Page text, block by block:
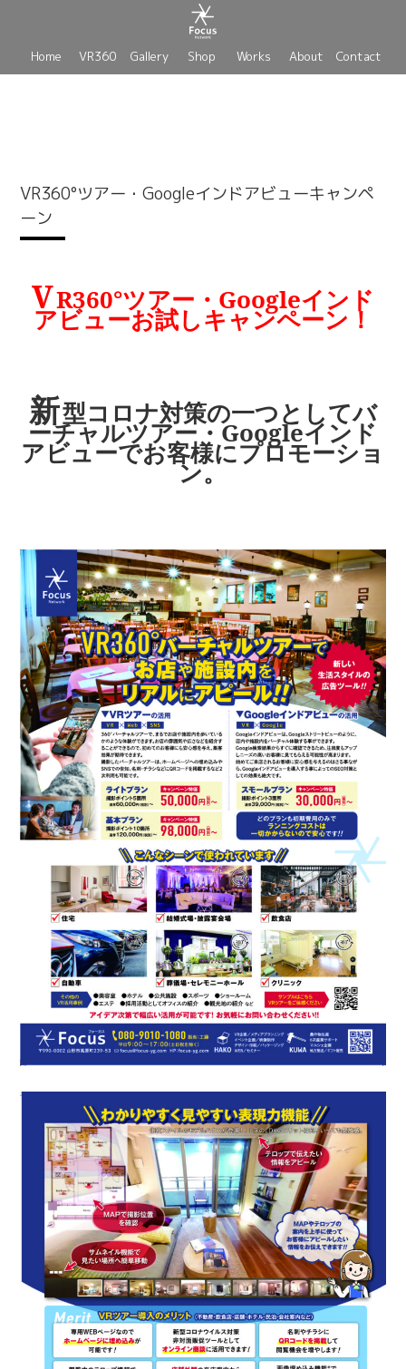
Home VR360 Gallery Shop Works About Contact
VR360°ツアー・Googleインドアビューキャンペ
ーン
VR360°ツアー・Googleインド
アビューお試しキャンペーン！
新型コロナ対策の一つとしてバ
ーチャルツアー・Googleインド
アビューでお客様にプロモーショ
ン。